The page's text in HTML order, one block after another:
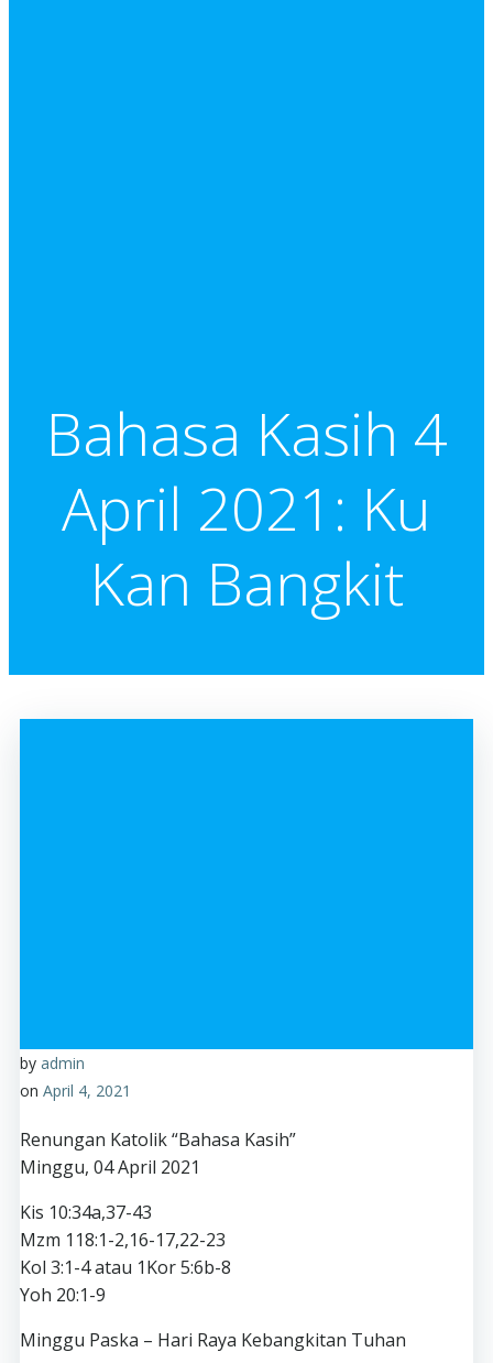
Bahasa Kasih 4
April 2021: Ku
Kan Bangkit
by admin
on April 4, 2021
Renungan Katolik “Bahasa Kasih”
Minggu, 04 April 2021
Kis 10:34a,37-43
Mzm 118:1-2,16-17,22-23
Kol 3:1-4 atau 1Kor 5:6b-8
Yoh 20:1-9
Minggu Paska – Hari Raya Kebangkitan Tuhan